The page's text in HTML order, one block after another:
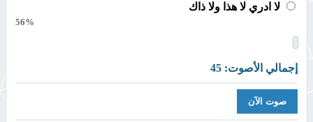
لا ادري لا هذا ولا ذاك
56%
إجمالي الأصوت: 45